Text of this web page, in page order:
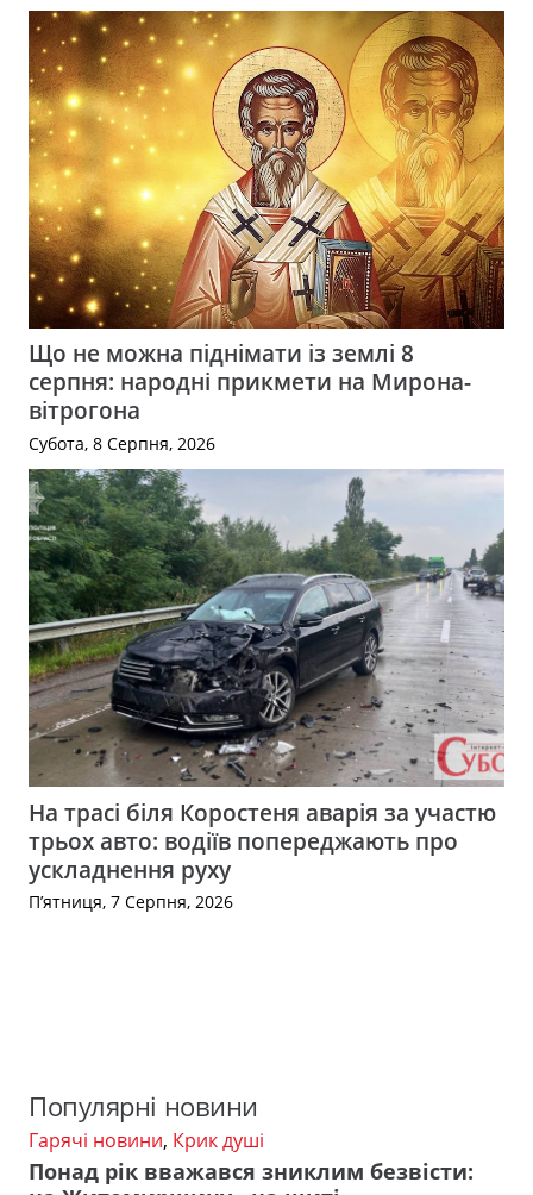
Що не можна піднімати із землі 8
серпня: народні прикмети на Мирона-
вітрогона
Субота, 8 Серпня, 2026
На трасі біля Коростеня аварія за участю
трьох авто: водіїв попереджають про
ускладнення руху
П’ятниця, 7 Серпня, 2026
Популярні новини
Гарячі новини, Крик душі
Понад рік вважався зниклим безвісти: